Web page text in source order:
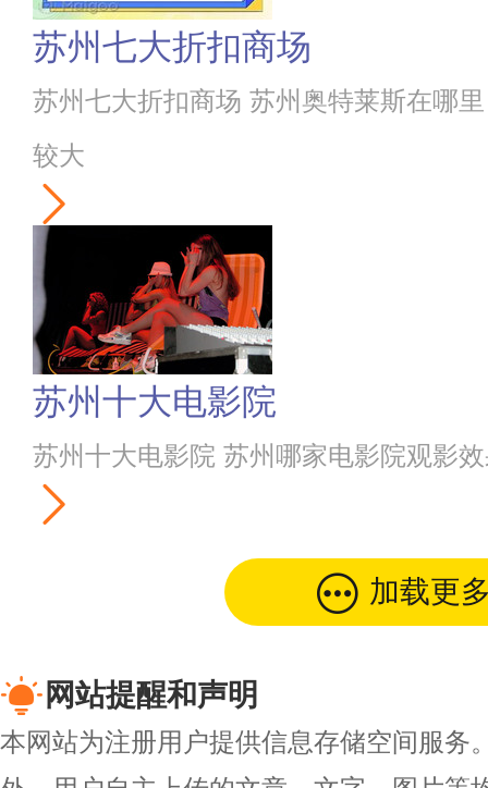
苏州七大折扣商场
苏州七大折扣商场 苏州奥特莱斯在哪
较大
苏州十大电影院
苏州十大电影院 苏州哪家电影院观影
加载更
网站提醒和声明
本网站为注册用户提供信息存储空间服务